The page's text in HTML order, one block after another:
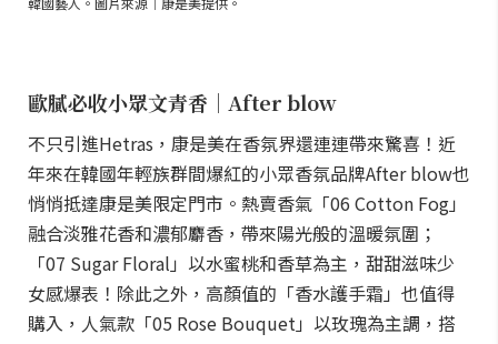
歐膩必收小眾文青香│After blow
不只引進Hetras，康是美在香氛界還連連帶來驚喜！近
年來在韓國年輕族群間爆紅的小眾香氛品牌After blow也
悄悄抵達康是美限定門市。熱賣香氣「06 Cotton Fog」
融合淡雅花香和濃郁麝香，帶來陽光般的溫暖氛圍；
「07 Sugar Floral」以水蜜桃和香草為主，甜甜滋味少
女感爆表！除此之外，高顏值的「香水護手霜」也值得
購入，人氣款「05 Rose Bouquet」以玫瑰為主調，搭